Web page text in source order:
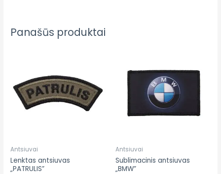
Panašūs produktai
Antsiuvai
Lenktas antsiuvas
„PATRULIS”
Antsiuvai
Sublimacinis antsiuvas
„BMW”